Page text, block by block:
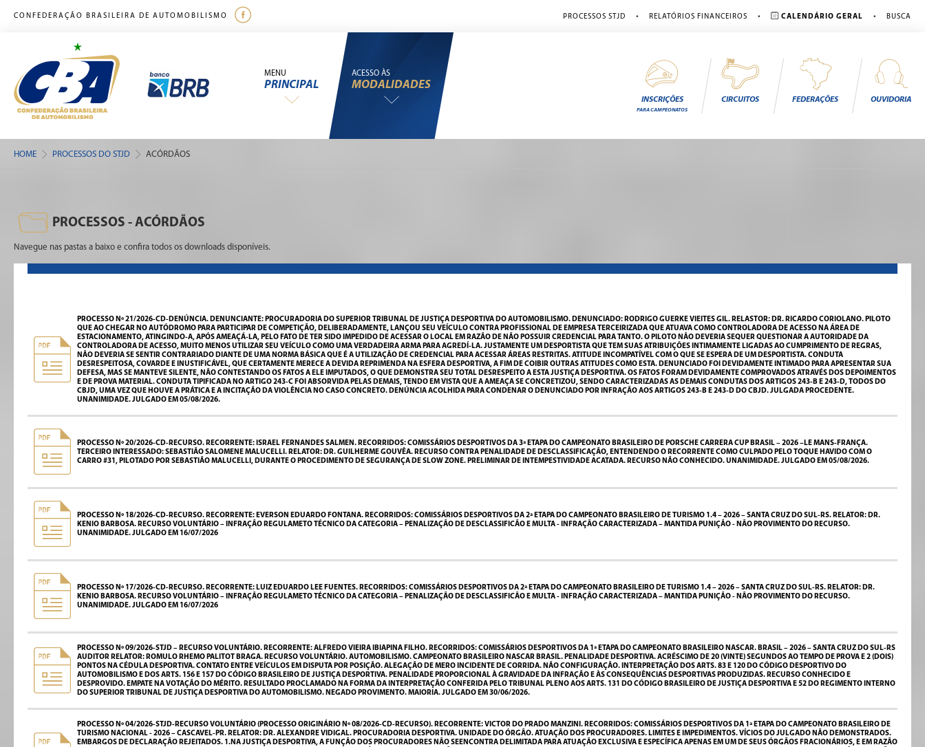
CONFEDERAÇÃO BRASILEIRA DE AUTOMOBILISMO PROCESSOS STJD • RELATÓRIOS FINANCEIROS • CALENDÁRIO GERAL • BUSCA
MENU
PRINCIPAL
ACESSO ÀS
MODALIDADES
INSCRIÇÕES
PARA CAMPEONATOS
CIRCUITOS FEDERAÇÕES OUVIDORIA
HOME PROCESSOS DO STJD ACÓRDÃOS
PROCESSOS - ACÓRDÃOS
Navegue nas pastas a baixo e confira todos os downloads disponíveis.
PROCESSO Nº 21/2026-CD-DENÚNCIA. DENUNCIANTE: PROCURADORIA DO SUPERIOR TRIBUNAL DE JUSTIÇA DESPORTIVA DO AUTOMOBILISMO. DENUNCIADO: RODRIGO GUERKE VIEITES GIL. RELASTOR: DR. RICARDO CORIOLANO. PILOTO
QUE AO CHEGAR NO AUTÓDROMO PARA PARTICIPAR DE COMPETIÇÃO, DELIBERADAMENTE, LANÇOU SEU VEÍCULO CONTRA PROFISSIONAL DE EMPRESA TERCEIRIZADA QUE ATUAVA COMO CONTROLADORA DE ACESSO NA ÁREA DE
ESTACIONAMENTO, ATINGINDO-A, APÓS AMEAÇÁ-LA, PELO FATO DE TER SIDO IMPEDIDO DE ACESSAR O LOCAL EM RAZÃO DE NÃO POSSUIR CREDENCIAL PARA TANTO. O PILOTO NÃO DEVERIA SEQUER QUESTIONAR A AUTORIDADE DA
CONTROLADORA DE ACESSO, MUITO MENOS UTILIZAR SEU VEÍCULO COMO UMA VERDADEIRA ARMA PARA AGREDÍ-LA. JUSTAMENTE UM DESPORTISTA QUE TEM SUAS ATRIBUIÇÕES INTIMAMENTE LIGADAS AO CUMPRIMENTO DE REGRAS,
NÃO DEVERIA SE SENTIR CONTRARIADO DIANTE DE UMA NORMA BÁSICA QUE É A UTILIZAÇÃO DE CREDENCIAL PARA ACESSAR ÁREAS RESTRITAS. ATITUDE INCOMPATÍVEL COM O QUE SE ESPERA DE UM DESPORTISTA. CONDUTA
DESRESPEITOSA, COVARDE E INUSTIFICÁVEL, QUE CERTAMENTE MERECE A DEVIDA REPRIMENDA NA ESFERA DESPORTIVA, A FIM DE COIBIR OUTRAS ATITUDES COMO ESTA. DENUNCIADO FOI DEVIDAMENTE INTIMADO PARA APRESENTAR SUA
DEFESA, MAS SE MANTEVE SILENTE, NÃO CONTESTANDO OS FATOS A ELE IMPUTADOS, O QUE DEMONSTRA SEU TOTAL DESRESPEITO A ESTA JUSTIÇA DESPORTIVA. OS FATOS FORAM DEVIDAMENTE COMPROVADOS ATRAVÉS DOS DEPOIMENTOS
E DE PROVA MATERIAL. CONDUTA TIPIFICADA NO ARTIGO 243-C FOI ABSORVIDA PELAS DEMAIS, TENDO EM VISTA QUE A AMEAÇA SE CONCRETIZOU, SENDO CARACTERIZADAS AS DEMAIS CONDUTAS DOS ARTIGOS 243-B E 243-D, TODOS DO
CBJD, UMA VEZ QUE HOUVE A PRÁTICA E A INCITAÇÃO DA VIOLÊNCIA NO CASO CONCRETO. DENÚNCIA ACOLHIDA PARA CONDENAR O DENUNCIADO POR INFRAÇÃO AOS ARTIGOS 243-B E 243-D DO CBJD. JULGADA PROCEDENTE.
UNANIMIDADE. JULGADO EM 05/08/2026.
PROCESSO Nº 20/2026-CD-RECURSO. RECORRENTE: ISRAEL FERNANDES SALMEN. RECORRIDOS: COMISSÁRIOS DESPORTIVOS DA 3ª ETAPA DO CAMPEONATO BRASILEIRO DE PORSCHE CARRERA CUP BRASIL – 2026 –LE MANS-FRANÇA.
TERCEIRO INTERESSADO: SEBASTIÃO SALOMENE MALUCELLI. RELATOR: DR. GUILHERME GOUVÊA. RECURSO CONTRA PENALIDADE DE DESCLASSIFICAÇÃO, ENTENDENDO O RECORRENTE COMO CULPADO PELO TOQUE HAVIDO COM O
CARRO #31, PILOTADO POR SEBASTIÃO MALUCELLI, DURANTE O PROCEDIMENTO DE SEGURANÇA DE SLOW ZONE. PRELIMINAR DE INTEMPESTIVIDADE ACATADA. RECURSO NÃO CONHECIDO. UNANIMIDADE. JULGADO EM 05/08/2026.
PROCESSO Nº 18/2026-CD-RECURSO. RECORRENTE: EVERSON EDUARDO FONTANA. RECORRIDOS: COMISSÁRIOS DESPORTIVOS DA 2ª ETAPA DO CAMPEONATO BRASILEIRO DE TURISMO 1.4 – 2026 – SANTA CRUZ DO SUL-RS. RELATOR: DR.
KENIO BARBOSA. RECURSO VOLUNTÁRIO – INFRAÇÃO REGULAMETO TÉCNICO DA CATEGORIA – PENALIZAÇÃO DE DESCLASSIFICÃO E MULTA - INFRAÇÃO CARACTERIZADA – MANTIDA PUNIÇÃO - NÃO PROVIMENTO DO RECURSO.
UNANIMIDADE. JULGADO EM 16/07/2026
PROCESSO Nº 17/2026-CD-RECURSO. RECORRENTE: LUIZ EDUARDO LEE FUENTES. RECORRIDOS: COMISSÁRIOS DESPORTIVOS DA 2ª ETAPA DO CAMPEONATO BRASILEIRO DE TURISMO 1.4 – 2026 – SANTA CRUZ DO SUL-RS. RELATOR: DR.
KENIO BARBOSA. RECURSO VOLUNTÁRIO – INFRAÇÃO REGULAMETO TÉCNICO DA CATEGORIA – PENALIZAÇÃO DE DESCLASSIFICÃO E MULTA - INFRAÇÃO CARACTERIZADA – MANTIDA PUNIÇÃO - NÃO PROVIMENTO DO RECURSO.
UNANIMIDADE. JULGADO EM 16/07/2026
PROCESSO Nº 09/2026-STJD – RECURSO VOLUNTÁRIO. RECORRENTE: ALFREDO VIEIRA IBIAPINA FILHO. RECORRIDOS: COMISSÁRIOS DESPORTIVOS DA 1ª ETAPA DO CAMPEONATO BRASILEIRO NASCAR. BRASIL – 2026 – SANTA CRUZ DO SUL-RS
AUDITOR RELATOR: ROMULO RHEMO PALITOT BRAGA. RECURSO VOLUNTÁRIO. AUTOMOBILISMO. CAMPEONATO BRASILEIRO NASCAR BRASIL. PENALIDADE DESPORTIVA. ACRÉSCIMO DE 20 (VINTE) SEGUNDOS AO TEMPO DE PROVA E 2 (DOIS)
PONTOS NA CÉDULA DESPORTIVA. CONTATO ENTRE VEÍCULOS EM DISPUTA POR POSIÇÃO. ALEGAÇÃO DE MERO INCIDENTE DE CORRIDA. NÃO CONFIGURAÇÃO. INTERPRETAÇÃO DOS ARTS. 83 E 120 DO CÓDIGO DESPORTIVO DO
AUTOMOBILISMO E DOS ARTS. 156 E 157 DO CÓDIGO BRASILEIRO DE JUSTIÇA DESPORTIVA. PENALIDADE PROPORCIONAL À GRAVIDADE DA INFRAÇÃO E ÀS CONSEQUÊNCIAS DESPORTIVAS PRODUZIDAS. RECURSO CONHECIDO E
DESPROVIDO. EMPATE NA VOTAÇÃO DO MÉRITO. RESULTADO PROCLAMADO NA FORMA DA INTERPRETAÇÃO CONFERIDA PELO TRIBUNAL PLENO AOS ARTS. 131 DO CÓDIGO BRASILEIRO DE JUSTIÇA DESPORTIVA E 52 DO REGIMENTO INTERNO
DO SUPERIOR TRIBUNAL DE JUSTIÇA DESPORTIVA DO AUTOMOBILISMO. NEGADO PROVIMENTO. MAIORIA. JULGADO EM 30/06/2026.
PROCESSO Nº 04/2026-STJD-RECURSO VOLUNTÁRIO (PROCESSO ORIGINÁRIO Nº 08/2026-CD-RECURSO). RECORRENTE: VICTOR DO PRADO MANZINI. RECORRIDOS: COMISSÁRIOS DESPORTIVOS DA 1ª ETAPA DO CAMPEONATO BRASILEIRO DE
TURISMO NACIONAL - 2026 – CASCAVEL-PR. RELATOR: DR. ALEXANDRE VIDIGAL. PROCURADORIA DESPORTIVA. UNIDADE DO ÓRGÃO. ATUAÇÃO DOS PROCURADORES. LIMITES E IMPEDIMENTOS. VÍCIOS DO JULGADO NÃO DEMONSTRADOS.
EMBARGOS DE DECLARAÇÃO REJEITADOS. 1.NA JUSTIÇA DESPORTIVA, A FUNÇÃO DOS PROCURADORES NÃO SEENCONTRA DELIMITADA PARA ATUAÇÃO EXCLUSIVA E ESPECÍFICA APENAS EM UM DE SEUS ÓRGÃOS FRACIONÁRIOS, E EM RAZÃO